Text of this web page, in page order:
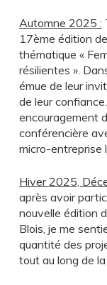
Automne 2025 :
17ème édition
thématique «
résilientes ».
émue de leur
de leur
encouragement
conférencière
micro-entreprise
Hiver2025,
après avoir
nouvelle édition
Blois, je me
quantité des
tout au long de